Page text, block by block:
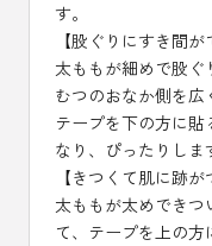
す。
【股ぐりにすき間が
太ももが細めで股
むつのおなか側を広
テープを下の方に貼
なり、ぴったりしま
【きつくて肌に跡が
太ももが太めできつ
て、テープを上の